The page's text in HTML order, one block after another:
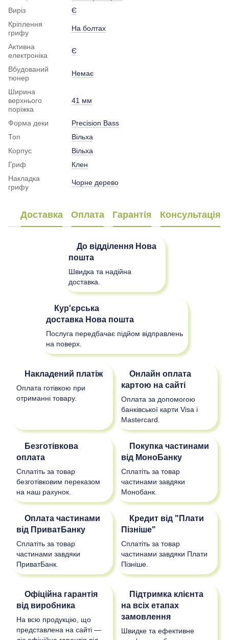
Виріз
Є
Кріплення
грифу
На болтах
Активна
електроніка
Є
Вбудований
тюнер
Немає
Ширина
верхнього
поріжка
41 мм
Форма деки
Precision Bass
Топ
Вільха
Корпус
Вільха
Гриф
Клен
Накладка
грифу
Чорне дерево
Доставка Оплата Гарантія Консультація
До відділення Нова
пошта
Швидка та надійна
доставка.
Кур'єрська
доставка Нова пошта
Послуга передбачає підйом відправлень
на поверх.
Накладений платіж
Оплата готівкою при
отриманні товару.
Онлайн оплата
картою на сайті
Оплата за допомогою
банківської карти Visa і
Mastercard.
Безготівкова
оплата
Сплатіть за товар
безготівковим переказом
на наш рахунок.
Покупка частинами
від МоноБанку
Сплатіть за товар
частинами завдяки
Монобанк.
Оплата частинами
від ПриватБанку
Сплатіть за товар
частинами завдяки
ПриватБанк.
Кредит від "Плати
Пізніше"
Сплатіть за товар
частинами завдяки Плати
Пізніше.
Офіційна гарантія
від виробника
На всю продукцію, що
представлена на сайті —
Підтримка клієнта
на всіх етапах
замовлення
Швидке та ефективне